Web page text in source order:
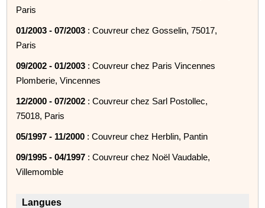
Paris
01/2003 - 07/2003 : Couvreur chez Gosselin, 75017,
Paris
09/2002 - 01/2003 : Couvreur chez Paris Vincennes
Plomberie, Vincennes
12/2000 - 07/2002 : Couvreur chez Sarl Postollec,
75018, Paris
05/1997 - 11/2000 : Couvreur chez Herblin, Pantin
09/1995 - 04/1997 : Couvreur chez Noël Vaudable,
Villemomble
Langues